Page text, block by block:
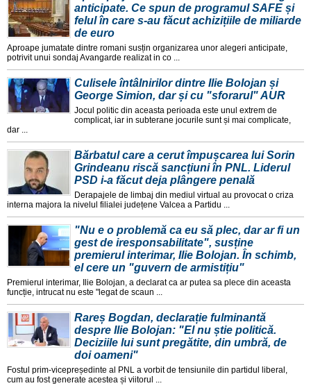
anticipate. Ce spun de programul SAFE și
felul în care s-au făcut achizițiile de miliarde
de euro
Aproape jumatate dintre romani susțin organizarea unor alegeri anticipate,
potrivit unui sondaj Avangarde realizat in co ...
Culisele întâlnirilor dintre Ilie Bolojan și
George Simion, dar și cu "sforarul" AUR
Jocul politic din aceasta perioada este unul extrem de
complicat, iar in subterane jocurile sunt și mai complicate,
dar ...
Bărbatul care a cerut împușcarea lui Sorin
Grindeanu riscă sancțiuni în PNL. Liderul
PSD i-a făcut deja plângere penală
Derapajele de limbaj din mediul virtual au provocat o criza
interna majora la nivelul filialei județene Valcea a Partidu ...
"Nu e o problemă ca eu să plec, dar ar fi un
gest de iresponsabilitate", susține
premierul interimar, Ilie Bolojan. În schimb,
el cere un "guvern de armistițiu"
Premierul interimar, Ilie Bolojan, a declarat ca ar putea sa plece din aceasta
funcție, intrucat nu este "legat de scaun ...
Rareș Bogdan, declarație fulminantă
despre Ilie Bolojan: "El nu știe politică.
Deciziile lui sunt pregătite, din umbră, de
doi oameni"
Fostul prim-vicepreședinte al PNL a vorbit de tensiunile din partidul liberal,
cum au fost generate acestea și viitorul ...